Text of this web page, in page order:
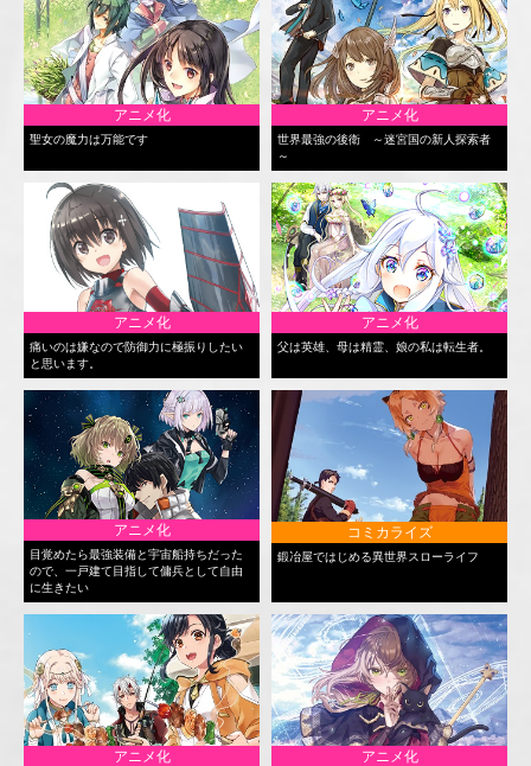
アニメ化
聖女の魔力は万能です
アニメ化
世界最強の後衛 ～迷宮国の新人探索者
～
アニメ化
痛いのは嫌なので防御力に極振りしたい
と思います。
アニメ化
父は英雄、母は精霊、娘の私は転生者。
アニメ化
目覚めたら最強装備と宇宙船持ちだった
ので、一戸建て目指して傭兵として自由
に生きたい
コミカライズ
鍛冶屋ではじめる異世界スローライフ
アニメ化 アニメ化